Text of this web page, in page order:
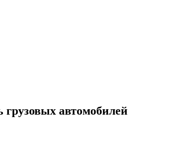
грузовых автомобилей